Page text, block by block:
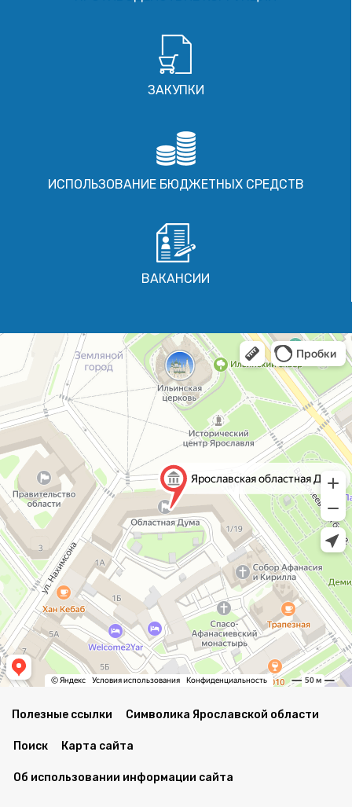
ЗАКУПКИ
ИСПОЛЬЗОВАНИЕ БЮДЖЕТНЫХ СРЕДСТВ
ВАКАНСИИ
Полезные ссылки Символика Ярославской области
Поиск Карта сайта
Об использовании информации сайта